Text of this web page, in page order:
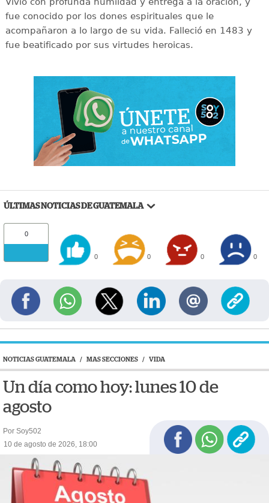
fue conocido por los dones espirituales que le
acompañaron a lo largo de su vida. Falleció en 1483 y
fue beatificado por sus virtudes heroicas.
ÚLTIMAS NOTICIAS DE GUATEMALA
0
0 0 0 0
NOTICIAS GUATEMALA / MAS SECCIONES / VIDA
Un día como hoy: lunes 10 de
agosto
Por Soy502
10 de agosto de 2026, 18:00